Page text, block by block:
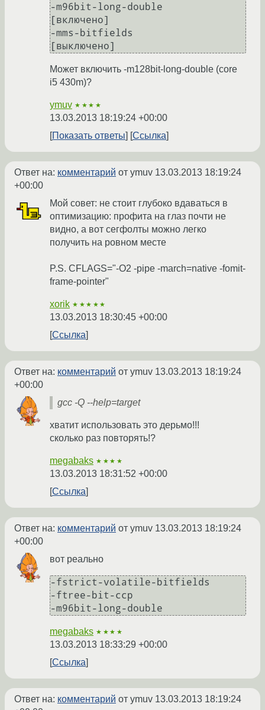
-m96bit-long-double
[включено]
-mms-bitfields
[выключено]
Может включить -m128bit-long-double (core
i5 430m)?
ymuv ★★★★
13.03.2013 18:19:24 +00:00
Показать ответы
Ссылка
Ответ на: комментарий от ymuv 13.03.2013 18:19:24
+00:00
Мой совет: не стоит глубоко вдаваться в
оптимизацию: профита на глаз почти не
видно, а вот сегфолты можно легко
получить на ровном месте
P.S. CFLAGS="-O2 -pipe -march=native -fomit-
frame-pointer"
xorik ★★★★★
13.03.2013 18:30:45 +00:00
Ссылка
Ответ на: комментарий от ymuv 13.03.2013 18:19:24
+00:00
gcc -Q --help=target
хватит использовать это дерьмо!!!
сколько раз повторять!?
megabaks ★★★★
13.03.2013 18:31:52 +00:00
Ссылка
Ответ на: комментарий от ymuv 13.03.2013 18:19:24
+00:00
вот реально
-fstrict-volatile-bitfields
-ftree-bit-ccp
megabaks ★★★★
13.03.2013 18:33:29 +00:00
Ссылка
Ответ на: комментарий от ymuv 13.03.2013 18:19:24